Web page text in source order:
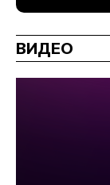
ВИДЕО